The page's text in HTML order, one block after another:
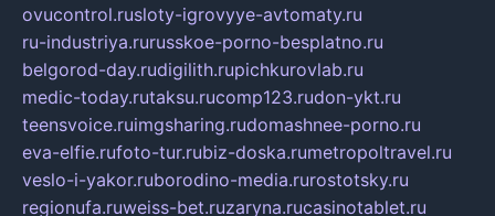
ovucontrol.rusloty-igrovyye-avtomaty.ru
ru-industriya.rurusskoe-porno-besplatno.ru
belgorod-day.rudigilith.rupichkurovlab.ru
medic-today.rutaksu.rucomp123.rudon-ykt.ru
teensvoice.ruimgsharing.rudomashnee-porno.ru
eva-elfie.rufoto-tur.rubiz-doska.rumetropoltravel.ru
veslo-i-yakor.ruborodino-media.rurostotsky.ru
regionufa.ruweiss-bet.ruzaryna.rucasinotablet.ru